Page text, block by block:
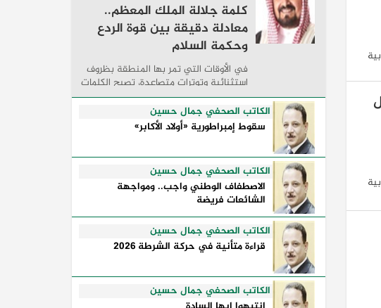
كلمة جلالة الملك المعظم..
معادلة دقيقة بين قوة الردع
وحكمة السلام
في الأوقات التي تمر بها المنطقة بظروف
استثنائية وتوترات متصاعدة، تصبح الكلمات
السياسية أكثر من مجرد مواقف معلنة؛ فهي
تكشف طريقة تفكير الدول، وكيفية إدارتها
للأزمات، والحدود التي تفصل بين القوة ...
الكاتب الصحفي جمال حسين
سقوط إمبراطورية «أولاد الأكابر»
الكاتب الصحفي جمال حسين
الاصطفاف الوطني واجب.. ومواجهة
الشائعات فريضة
الكاتب الصحفي جمال حسين
قراءة متأنية في حركة الشرطة 2026
الكاتب الصحفي جمال حسين